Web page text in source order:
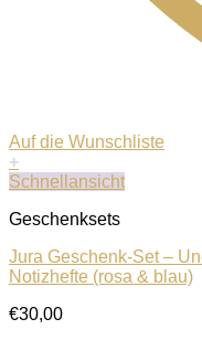
Auf die Wunschliste
+
Schnellansicht
Geschenksets
Jura Geschenk-Set –
Notizhefte (rosa & blau)
€30,00